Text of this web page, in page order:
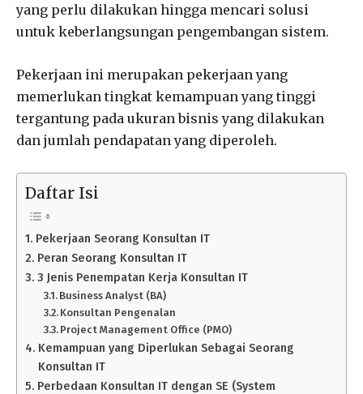
yang perlu dilakukan hingga mencari solusi
untuk keberlangsungan pengembangan sistem.
Pekerjaan ini merupakan pekerjaan yang
memerlukan tingkat kemampuan yang tinggi
tergantung pada ukuran bisnis yang dilakukan
dan jumlah pendapatan yang diperoleh.
Daftar Isi
Pekerjaan Seorang Konsultan IT
Peran Seorang Konsultan IT
3 Jenis Penempatan Kerja Konsultan IT
Business Analyst (BA)
Konsultan Pengenalan
Project Management Office (PMO)
Kemampuan yang Diperlukan Sebagai Seorang
Konsultan IT
Perbedaan Konsultan IT dengan SE (System